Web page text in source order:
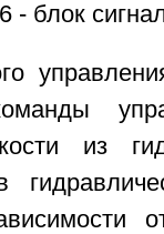
- блок
из